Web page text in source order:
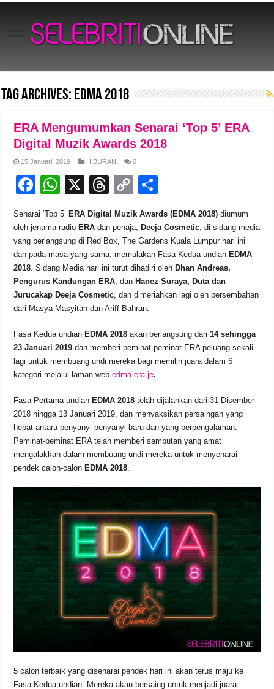
Tag Archives: EDMA 2018
ERA Mengumumkan Senarai ‘Top 5’ ERA
Digital Muzik Awards 2018
15 Januari, 2019 HIBURAN 0
F
c
e
b
o
o
W
at
s
A
p
p
X
T
e
a
d
s
C
p
y
Li
n
k
ar
e
Senarai ‘Top 5’ ERA Digital Muzik Awards (EDMA 2018) diumum
oleh jenama radio ERAdan penaja, Deeja Cosmetic, di sidang media
yang berlangsung di Red Box, The Gardens Kuala Lumpur hari ini
dan pada masa yang sama, memulakan Fasa Kedua undian EDMA
2018. Sidang Media hari ini turut dihadiri oleh Dhan Andreas,
Pengurus Kandungan ERA, dan Hanez Suraya, Duta dan
Jurucakap Deeja Cosmetic, dan dimeriahkan lagi oleh persembahan
dari Masya Masyitah dan Ariff Bahran.
Fasa Kedua undian EDMA 2018 akan berlangsung dari14 sehingga
23 Januari 2019dan memberi peminat-peminat ERA peluang sekali
lagi untuk membuang undi mereka bagi memilih juara dalam 6
kategori melalui laman webedma.era.je.
Fasa Pertama undian EDMA 2018 telah dijalankan dari 31 Disember
2018 hingga 13 Januari 2019, dan menyaksikan persaingan yang
hebat antara penyanyi-penyanyi baru dan yang berpengalaman.
Peminat-peminat ERA telah memberi sambutan yang amat
mengalakkan dalam membuang undi mereka untuk menyenarai
pendek calon-calon EDMA 2018.
5 calon terbaik yang disenarai pendek hari ini akan terus maju ke
Fasa Kedua undian. Mereka akan bersaing untuk menjadi juara